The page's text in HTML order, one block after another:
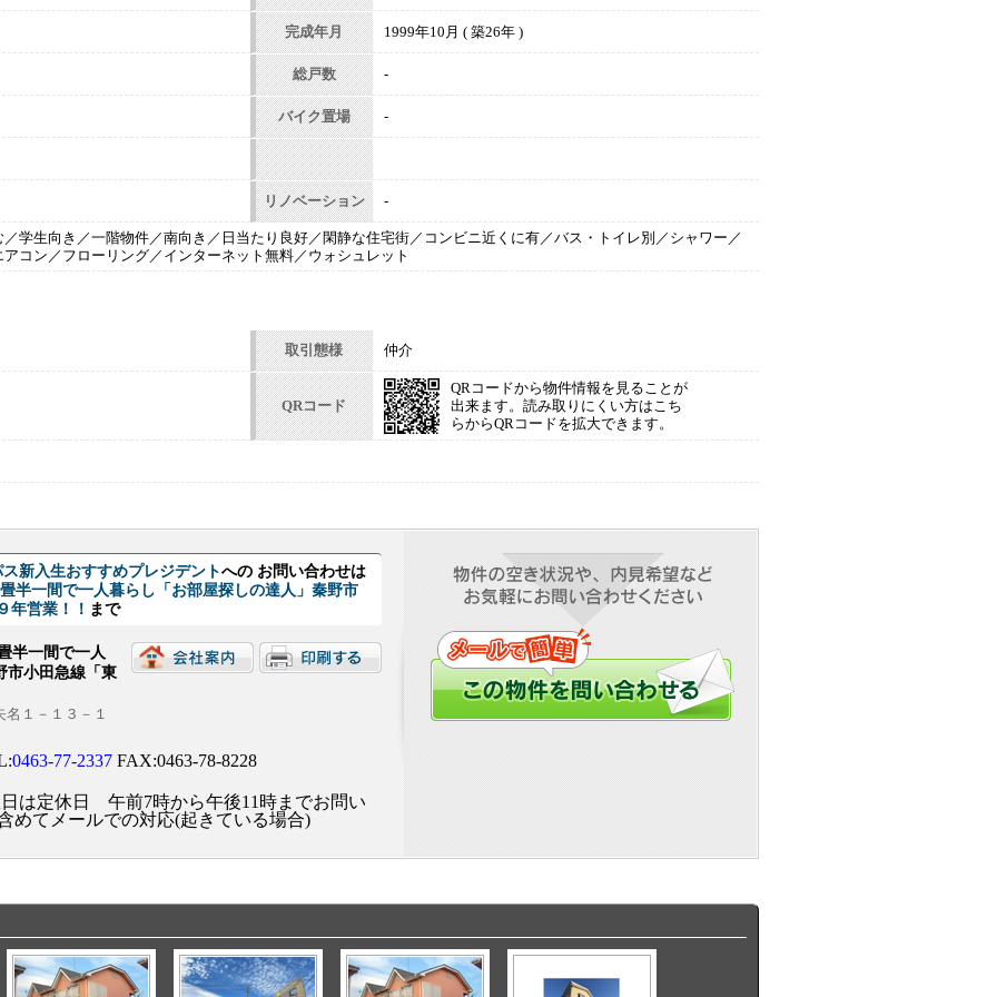
完成年月 1999年10月 ( 築26年 )
総戸数 -
バイク置場 -
リノベーション -
学生向き／一階物件／南向き／日当たり良好／閑静な住宅街／コンビニ近くに有／バス・トイレ別／シャワー／
コン／フローリング／インターネット無料／ウォシュレット
取引態様 仲介
QRコード
QRコードから物件情報を見ることが
出来ます。読み取りにくい方はこち
らからQRコードを拡大できます。
新入生おすすめプレジデントへの お問い合わせは
半一間で一人暮らし「お部屋探しの達人」秦野市
年営業！！ まで
半一間で一人
市小田急線「東
１－１３－１
0463-77-2337FAX:0463-78-8228
は定休日 午前7時から午後11時までお問い
めてメールでの対応(起きている場合)